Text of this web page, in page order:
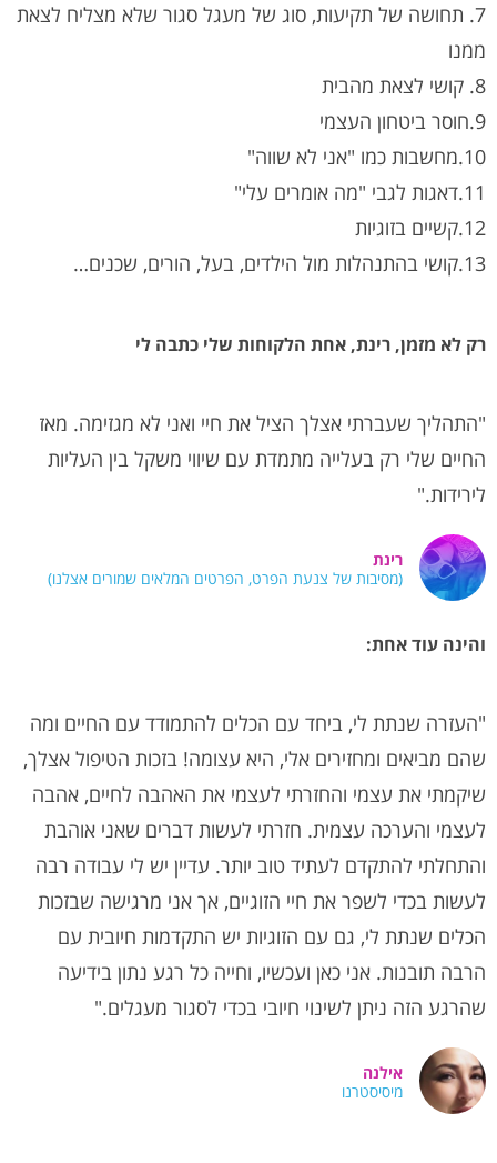
7. תחושה של תקיעות, סוג של מעגל סגור שלא מצליח לצאת
ממנו
8. קושי לצאת מהבית
9.חוסר ביטחון העצמי
10.מחשבות כמו "אני לא שווה"
11.דאגות לגבי "מה אומרים עלי"
12.קשיים בזוגיות
13.קושי בהתנהלות מול הילדים, בעל, הורים, שכנים…
רק לא מזמן, רינת, אחת הלקוחות שלי כתבה לי
"התהליך שעברתי אצלך הציל את חיי ואני לא מגזימה. מאז
החיים שלי רק בעלייה מתמדת עם שיווי משקל בין העליות
לירידות."
רינת
(מסיבות של צנעת הפרט, הפרטים המלאים שמורים אצלנו)
והינה עוד אחת:
"העזרה שנתת לי, ביחד עם הכלים להתמודד עם החיים ומה
שהם מביאים ומחזירים אלי, היא עצומה! בזכות הטיפול אצלך,
שיקמתי את עצמי והחזרתי לעצמי את האהבה לחיים, אהבה
לעצמי והערכה עצמית. חזרתי לעשות דברים שאני אוהבת
והתחלתי להתקדם לעתיד טוב יותר. עדיין יש לי עבודה רבה
לעשות בכדי לשפר את חיי הזוגיים, אך אני מרגישה שבזכות
הכלים שנתת לי, גם עם הזוגיות יש התקדמות חיובית עם
הרבה תובנות. אני כאן ועכשיו, וחייה כל רגע נתון בידיעה
שהרגע הזה ניתן לשינוי חיובי בכדי לסגור מעגלים."
אילנה
מיסיסטרנו